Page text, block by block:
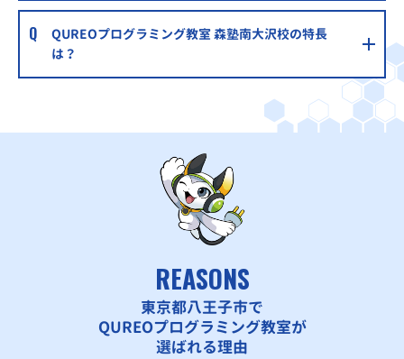
QUREOプログラミング教室 森塾南大沢校の特長
は？
REASONS
東京都八王子市で
QUREOプログラミング教室が
選ばれる理由